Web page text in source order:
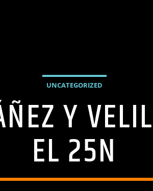
UNCATEGORIZED
Y
EL 25N